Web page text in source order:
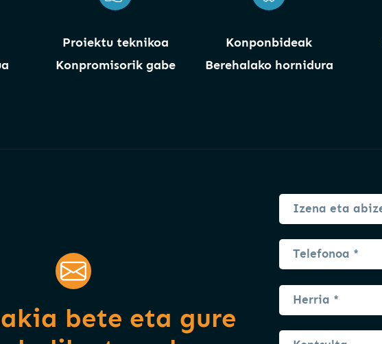
Proiektu teknikoa
Konpromisorik gabe
Konponbideak
Berehalako hornidura
bete eta gure